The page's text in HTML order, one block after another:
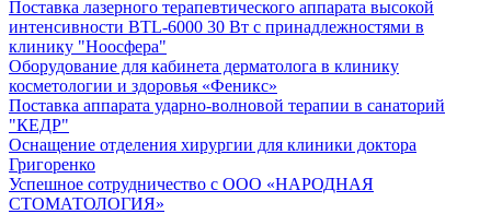
Поставка лазерного терапевтического аппарата высокой
интенсивности BTL-6000 30 Вт с принадлежностями в
клинику "Ноосфера"
Оборудование для кабинета дерматолога в клинику
косметологии и здоровья «Феникс»
Поставка аппарата ударно-волновой терапии в санаторий
"КЕДР"
Оснащение отделения хирургии для клиники доктора
Григоренко
Успешное сотрудничество с ООО «НАРОДНАЯ
СТОМАТОЛОГИЯ»